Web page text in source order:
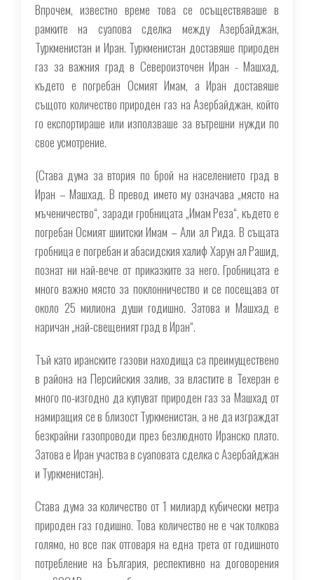
Впрочем, известно време това се осъществяваше в
рамките на суапова сделка между Азербайджан,
Туркменистан и Иран. Туркменистан доставяше природен
газ за важния град в Североизточен Иран - Машхад,
където е погребан Осмият Имам, а Иран доставяше
същото количество природен газ на Азербайджан, който
го експортираше или използваше за вътрешни нужди по
свое усмотрение.
(Става дума за втория по брой на населението град в
Иран – Машхад. В превод името му означава „място на
мъченичество“, заради гробницата „Имам Реза“, където е
погребан Осмият шиитски Имам – Али ал Рида. В същата
гробница е погребан и абасидския халиф Харун ал Рашид,
познат ни най-вече от приказките за него. Гробницата е
много важно място за поклонничество и се посещава от
около 25 милиона души годишно. Затова и Машхад е
наричан „най-свещеният град в Иран“.
Тъй като иранските газови находища са преимуществено
в района на Персийския залив, за властите в Техеран е
много по-изгодно да купуват природен газ за Машхад от
намиращия се в близост Туркменистан, а не да изграждат
безкрайни газопроводи през безлюдното Иранско плато.
Затова е Иран участва в суаповата сделка с Азербайджан
и Туркменистан).
Става дума за количество от 1 милиард кубически метра
природен газ годишно. Това количество не е чак толкова
голямо, но все пак отговаря на една трета от годишното
потребление на България, респективно на договорения